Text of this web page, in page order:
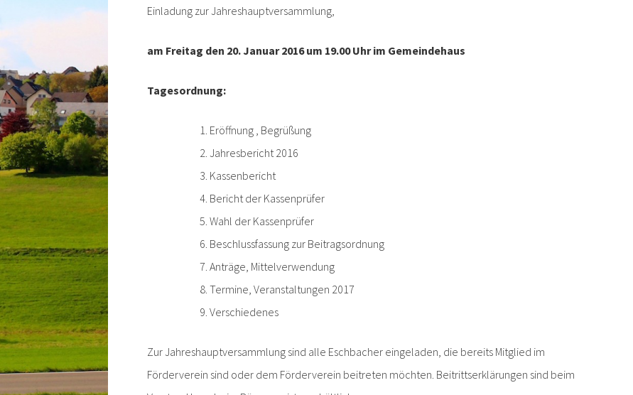
Einladung zur Jahreshauptversammlung,
am Freitag den 20. Januar 2016 um 19.00 Uhr im Gemeindehaus
Tagesordnung:
Eröffnung , Begrüßung
Jahresbericht 2016
Kassenbericht
Bericht der Kassenprüfer
Wahl der Kassenprüfer
Beschlussfassung zur Beitragsordnung
Anträge, Mittelverwendung
Termine, Veranstaltungen 2017
Verschiedenes
Zur Jahreshauptversammlung sind alle Eschbacher eingeladen, die bereits Mitglied im
Förderverein sind oder dem Förderverein beitreten möchten. Beitrittserklärungen sind beim